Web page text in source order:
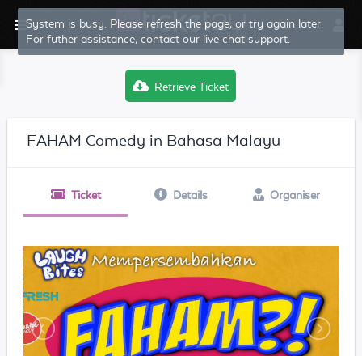
System is busy. Please refresh the page, or try again later.
For futher assistance, contact our live chat support.
Retrieve Ticket
FAHAM Comedy in Bahasa Malayu
Ticket Details Organiser